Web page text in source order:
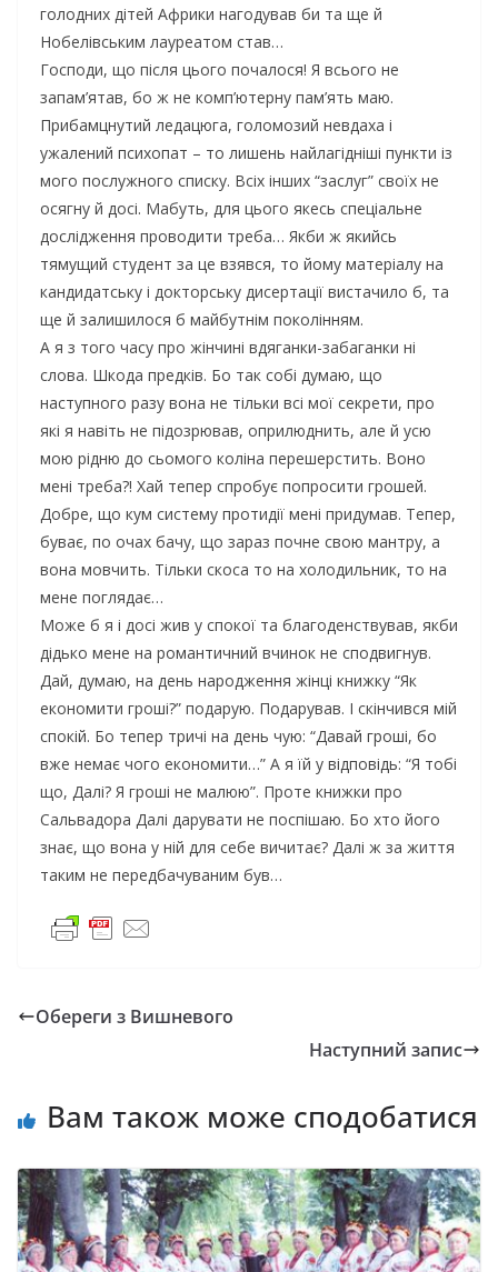
голодних дітей Африки нагодував би та ще й
Нобелівським лауреатом став…
Господи, що після цього почалося! Я всього не
запам’ятав, бо ж не комп’ютерну пам’ять маю.
Прибамцнутий ледацюга, голомозий невдаха і
ужалений психопат – то лишень найлагідніші пункти із
мого послужного списку. Всіх інших “заслуг” своїх не
осягну й досі. Мабуть, для цього якесь спеціальне
дослідження проводити треба… Якби ж якийсь
тямущий студент за це взявся, то йому матеріалу на
кандидатську і докторську дисертації вистачило б, та
ще й залишилося б майбутнім поколінням.
А я з того часу про жінчині вдяганки-забаганки ні
слова. Шкода предків. Бо так собі думаю, що
наступного разу вона не тільки всі мої секрети, про
які я навіть не підозрював, оприлюднить, але й усю
мою рідню до сьомого коліна перешерстить. Воно
мені треба?! Хай тепер спробує попросити грошей.
Добре, що кум систему протидії мені придумав. Тепер,
буває, по очах бачу, що зараз почне свою мантру, а
вона мовчить. Тільки скоса то на холодильник, то на
мене поглядає…
Може б я і досі жив у спокої та благоденствував, якби
дідько мене на романтичний вчинок не сподвигнув.
Дай, думаю, на день народження жінці книжку “Як
економити гроші?” подарую. Подарував. І скінчився мій
спокій. Бо тепер тричі на день чую: “Давай гроші, бо
вже немає чого економити…” А я їй у відповідь: “Я тобі
що, Далі? Я гроші не малюю”. Проте книжки про
Сальвадора Далі дарувати не поспішаю. Бо хто його
знає, що вона у ній для себе вичитає? Далі ж за життя
таким не передбачуваним був…
Обереги з Вишневого
Наступний запис
Вам також може сподобатися